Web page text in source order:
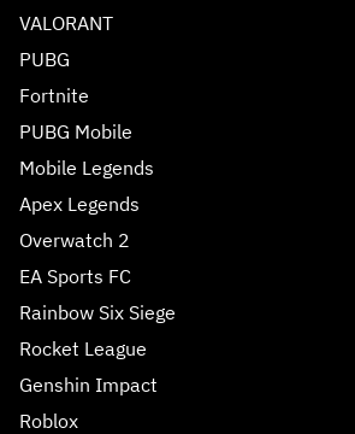
VALORANT
PUBG
Fortnite
PUBG Mobile
Mobile Legends
Apex Legends
Overwatch 2
EA Sports FC
Rainbow Six Siege
Rocket League
Genshin Impact
Roblox